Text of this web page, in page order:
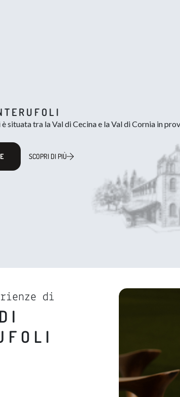
situata tra la Val di Cecina e la Val di Cornia in
SCOPRI DI PIÙ
di